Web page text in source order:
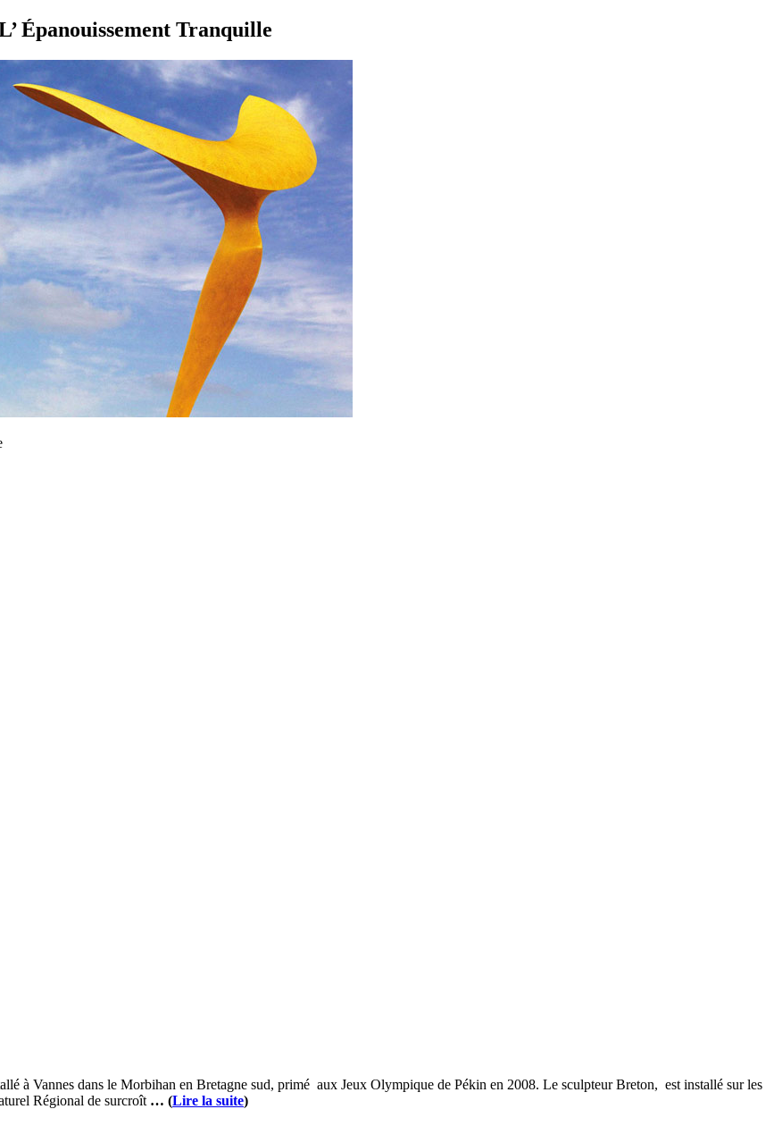
Épanouissement Tranquille
à Vannes dans le Morbihan en Bretagne sud, primé aux Jeux Olympique de Pékin en 2008. Le sculpteur Breton, est installé sur les
Régional de surcroît … (Lire la suite)